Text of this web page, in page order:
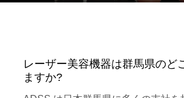
レーザー美容機器は群馬県のど
ますか?